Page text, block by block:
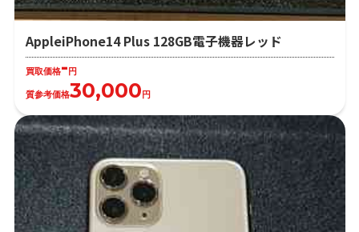
AppleiPhone14 Plus 128GB電子機器レッド
買取価格-円
質参考価格30,000円